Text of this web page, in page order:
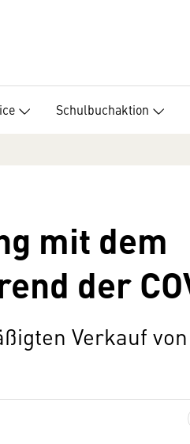
Schulbuchaktion
mit dem
der
Verkauf